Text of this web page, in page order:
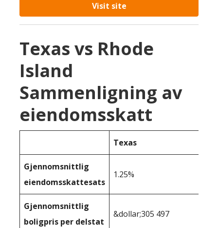
Visit site
Texas vs Rhode
Island
Sammenligning av
eiendomsskatt
Texas
Gjennomsnittlig
eiendomsskattesats
1.25%
Gjennomsnittlig
boligpris per delstat
&dollar;305 497